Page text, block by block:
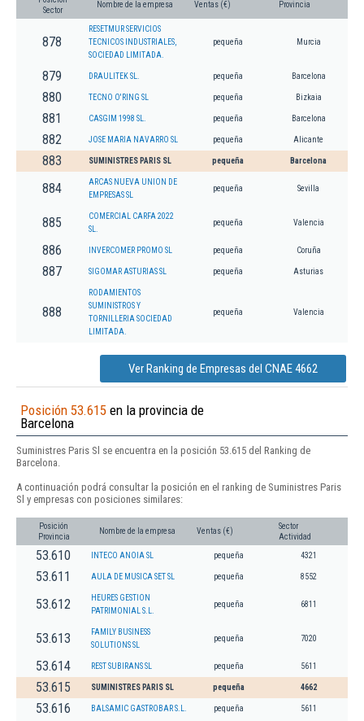
Sector
Nombre de la empresa Ventas (€) Provincia
878
RESETMUR SERVICIOS
TECNICOS INDUSTRIALES,
SOCIEDAD LIMITADA.
pequeña Murcia
879 DRAULITEK SL. pequeña Barcelona
880 TECNO O'RING SL pequeña Bizkaia
881 CASGIM 1998 SL. pequeña Barcelona
882 JOSE MARIA NAVARRO SL pequeña Alicante
883 SUMINISTRES PARIS SL pequeña Barcelona
884
ARCAS NUEVA UNION DE
EMPRESAS SL
pequeña Sevilla
885
COMERCIAL CARFA 2022
SL.
pequeña Valencia
886 INVERCOMER PROMO SL pequeña Coruña
887 SIGOMAR ASTURIAS SL pequeña Asturias
888
RODAMIENTOS
SUMINISTROS Y
TORNILLERIA SOCIEDAD
LIMITADA.
pequeña Valencia
Ver Ranking de Empresas del CNAE 4662
Posición 53.615 en la provincia de
Barcelona
Suministres Paris Sl se encuentra en la posición 53.615 del Ranking de
Barcelona.
A continuación podrá consultar la posición en el ranking de Suministres Paris
Sl y empresas con posiciones similares:
Posición
Provincia
Nombre de la empresa Ventas (€)
Sector
Actividad
53.610 INTECO ANOIA SL pequeña 4321
53.611 AULA DE MUSICA SET SL pequeña 8552
53.612
HEURES GESTION
PATRIMONIAL S.L.
pequeña 6811
53.613
FAMILY BUSINESS
SOLUTIONS SL
pequeña 7020
53.614 REST SUBIRANS SL pequeña 5611
53.615 SUMINISTRES PARIS SL pequeña 4662
53.616 BALSAMIC GASTROBAR S.L. pequeña 5611